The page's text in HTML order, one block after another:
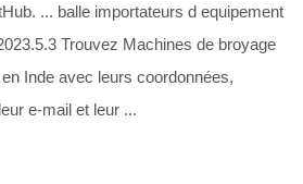
... balle importateurs d equipement
Trouvez Machines de broyage
Inde avec leurs coordonnées,
e-mail et leur ...